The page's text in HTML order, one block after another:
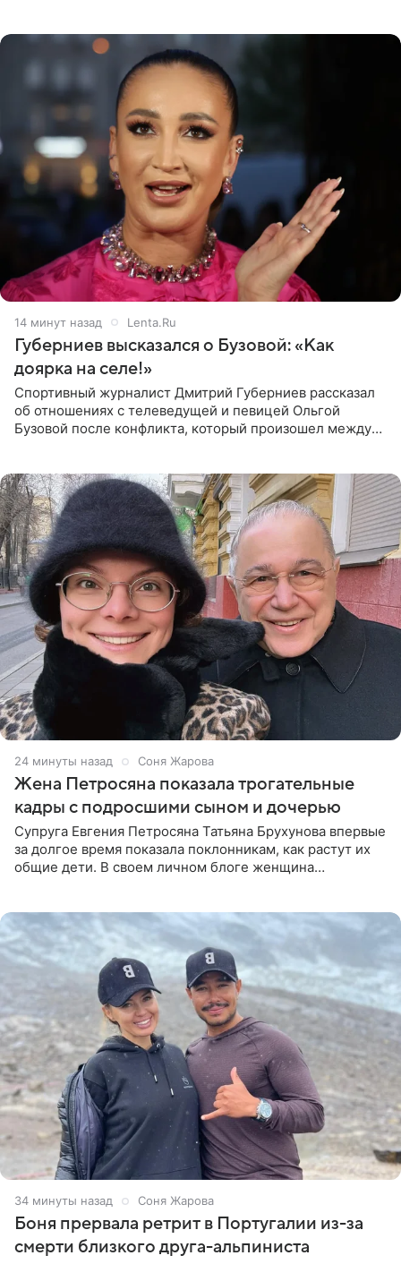
14 минут назад Lenta.Ru
Губерниев высказался о Бузовой: «Как
доярка на селе!»
Спортивный журналист Дмитрий Губерниев рассказал
об отношениях с телеведущей и певицей Ольгой
Бузовой после конфликта, который произошел между
24 минуты назад Соня Жарова
Жена Петросяна показала трогательные
кадры с подросшими сыном и дочерью
Супруга Евгения Петросяна Татьяна Брухунова впервые
за долгое время показала поклонникам, как растут их
общие дети. В своем личном блоге женщина
34 минуты назад Соня Жарова
Боня прервала ретрит в Португалии из-за
смерти близкого друга-альпиниста